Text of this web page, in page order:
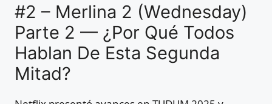
#2 – Merlina 2 (Wednesday)
Parte 2 — ¿Por Qué Todos
Hablan De Esta Segunda
Mitad?